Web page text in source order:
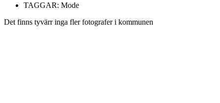
TAGGAR: Mode
Det finns tyvärr inga fler fotografer i kommunen